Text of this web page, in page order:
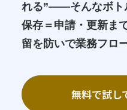
れる”——そんなボト
保存＝申請・更新ま
留を防いで業務フロ
無料で試し